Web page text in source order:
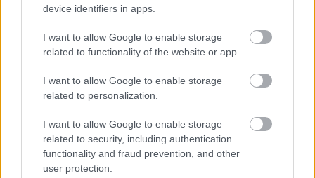
device identifiers in apps.
I want to allow Google to enable storage
related to functionality of the website or app.
I want to allow Google to enable storage
related to personalization.
I want to allow Google to enable storage
related to security, including authentication
functionality and fraud prevention, and other
user protection.